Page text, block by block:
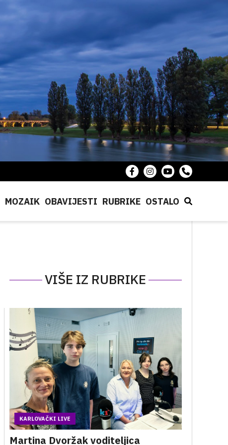
MOZAIK OBAVIJESTI RUBRIKE OSTALO
VIŠE IZ RUBRIKE
KARLOVAČKI LIVE
Martina Dvoržak voditeljica